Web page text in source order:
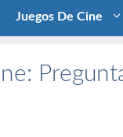
Juegos De Cine